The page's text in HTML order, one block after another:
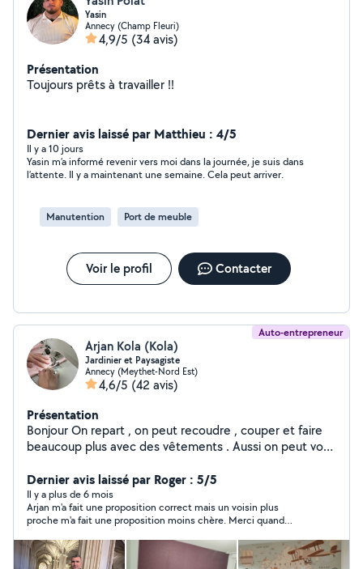
Yasin
Annecy (Champ Fleuri)
4,9/5 (34 avis)
Présentation
Toujours prêts à travailler !!
Dernier avis laissé par Matthieu : 4/5
Il y a 10 jours
Yasin m’a informé revenir vers moi dans la journée, je suis dans
l’attente. Il y a maintenant une semaine. Cela peut arriver.
Manutention Port de meuble
Voir le profil Contacter
Auto-entrepreneur
Arjan Kola (Kola)
Jardinier et Paysagiste
Annecy (Meythet-Nord Est)
4,6/5 (42 avis)
Présentation
Bonjour On repart , on peut recoudre , couper et faire
beaucoup plus avec des vêtements . Aussi on peut vous
ménage,petits travaux et déchèterie si vous avez
besoin..J'ai joué au piano si vous avez besoin de faire
des cours de piano pour débutants.Les prix sont
toujours raisonnables.Je vous souhaite les meilleurs pour
vous et pour moi.Bone continuation à tous.
Dernier avis laissé par Roger : 5/5
Il y a plus de 6 mois
Arjan m'a fait une proposition correct mais un voisin plus
proche m'a fait une proposition moins chère. Merci quand